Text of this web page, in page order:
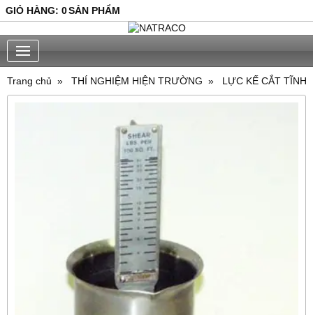
GIỎ HÀNG: 0SẢN PHẨM
Trang chủ THÍ NGHIỆM HIỆN TRƯỜNG LỰC KẾ CẮT TĨNH